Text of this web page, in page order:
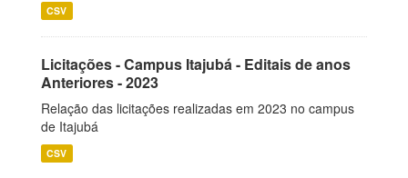
CSV
Licitações - Campus Itajubá - Editais de anos
Anteriores - 2023
Relação das licitações realizadas em 2023 no campus
de Itajubá
CSV